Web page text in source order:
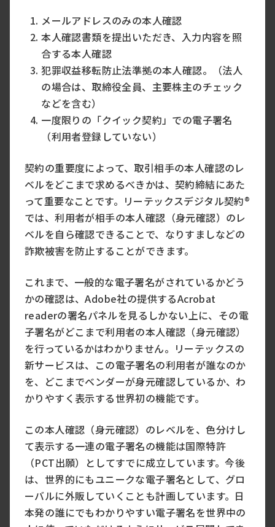
メールアドレスのみの本人確認
本人確認書類を提出いただき、入力内容を照
合する本人確認
犯罪収益移転防止法準拠の本人確認。（法人
の場合は、取締役全員、主要株主のチェック
などを含む）
一度限りの「クイック契約」での電子署名
（利用者登録していない）
契約の重要度によって、取引相手の本人確認のレ
ベルをどこまで求めるべきかは、契約締結にあた
って重要なことです。リーテックスデジタル契約®
では、利用者が相手の本人確認（身元確認）のレ
ベルを自ら確認できることで、なりすましなどの
詐欺被害を防止することができます。
これまで、一般的な電子署名がされているかどう
かの確認は、Adobe社の提供するAcrobat
readerの署名パネルを見るしかない上に、その電
子署名がどこまで利用者の本人確認（身元確認）
を行っているかはわかりません。リーテックスの
新サービスは、この電子署名の利用者が誰なのか
を、どこまでベンダーが身元確認しているか、わ
かりやすく表示する世界初の機能です。
この本人確認（身元確認）のレベルを、色分けし
て表示する一連の電子署名の機能は国際特許
（PCT出願）としてすでに成立しています。今後
は、世界的にもユニークな電子署名として、グロ
ーバルに外販していくことも計画しています。日
本発の誰にでもわかりやすい電子署名を世界中の